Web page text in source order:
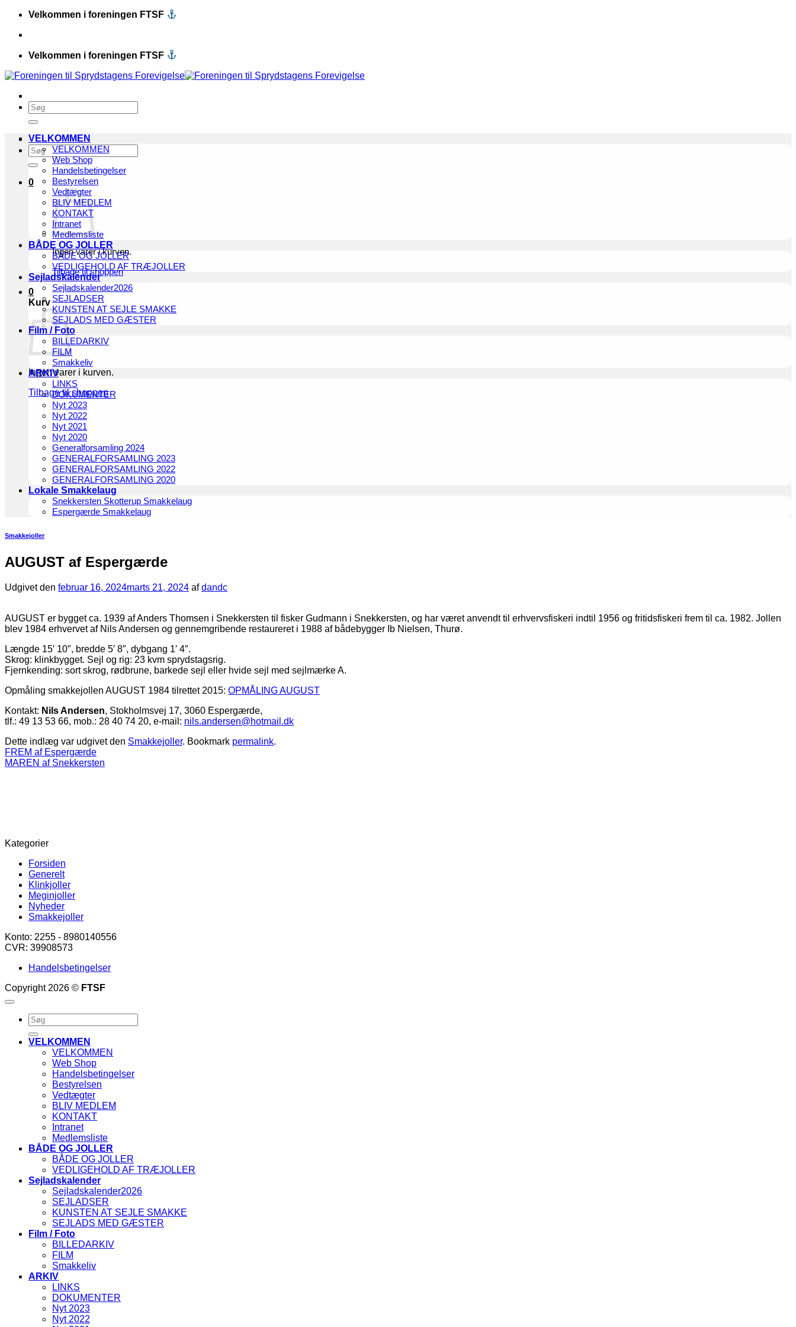
Fortsæt
indhold
Velkommen i foreningen FTSF
Velkommen i foreningen FTSF
Søg
efter:
Søg
efter:
0
Ingen varer i kurven.
Tilbage til shoppen
0
Kurv
Ingen varer i kurven.
Tilbage til shoppen
VELKOMMEN
VELKOMMEN
Web Shop
Handelsbetingelser
Bestyrelsen
Vedtægter
BLIV MEDLEM
KONTAKT
Intranet
Medlemsliste
BÅDE OG JOLLER
BÅDE OG JOLLER
VEDLIGEHOLD AF TRÆJOLLER
Sejladskalender
Sejladskalender2026
SEJLADSER
KUNSTEN AT SEJLE SMAKKE
SEJLADS MED GÆSTER
Film / Foto
BILLEDARKIV
FILM
Smakkeliv
ARKIV
LINKS
DOKUMENTER
Nyt 2023
Nyt 2022
Nyt 2021
Nyt 2020
Generalforsamling 2024
GENERALFORSAMLING 2023
GENERALFORSAMLING 2022
GENERALFORSAMLING 2020
Lokale Smakkelaug
Snekkersten Skotterup Smakkelaug
Espergærde Smakkelaug
Smakkejoller
AUGUST af Espergærde
Udgivet den februar 16, 2024marts 21, 2024 afdandc
AUGUST er bygget ca. 1939 af Anders Thomsen i Snekkersten til fisker Gudmann i Snekkersten, og har været anvendt til erhvervsfiskeri indtil 1956 og fritidsfiskeri frem til ca. 1982. Jollen
blev 1984 erhvervet af Nils Andersen og gennemgribende restaureret i 1988 af bådebygger Ib Nielsen, Thurø.
Længde 15′ 10″, bredde 5′ 8″, dybgang 1′ 4″.
Skrog: klinkbygget. Sejl og rig: 23 kvm sprydstagsrig.
Fjernkending: sort skrog, rødbrune, barkede sejl eller hvide sejl med sejlmærke A.
Opmåling smakkejollen AUGUST 1984 tilrettet 2015: OPMÅLING AUGUST
Kontakt: Nils Andersen, Stokholmsvej 17, 3060 Espergærde,
tlf.: 49 13 53 66, mob.: 28 40 74 20, e-mail: nils.andersen@hotmail.dk
Dette indlæg var udgivet den Smakkejoller. Bookmark permalink.
FREM af Espergærde
MAREN af Snekkersten
Kategorier
Forsiden
Generelt
Klinkjoller
Meginjoller
Nyheder
Smakkejoller
Konto: 2255 - 8980140556
CVR: 39908573
Handelsbetingelser
Copyright 2026 © FTSF
Søg
efter:
VELKOMMEN
VELKOMMEN
Web Shop
Handelsbetingelser
Bestyrelsen
Vedtægter
BLIV MEDLEM
KONTAKT
Intranet
Medlemsliste
BÅDE OG JOLLER
BÅDE OG JOLLER
VEDLIGEHOLD AF TRÆJOLLER
Sejladskalender
Sejladskalender2026
SEJLADSER
KUNSTEN AT SEJLE SMAKKE
SEJLADS MED GÆSTER
Film / Foto
BILLEDARKIV
FILM
Smakkeliv
ARKIV
LINKS
DOKUMENTER
Nyt 2023
Nyt 2022